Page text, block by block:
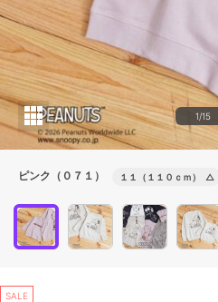
1/15
ピンク（０７１） １１（１１０ｃｍ） △
SALE